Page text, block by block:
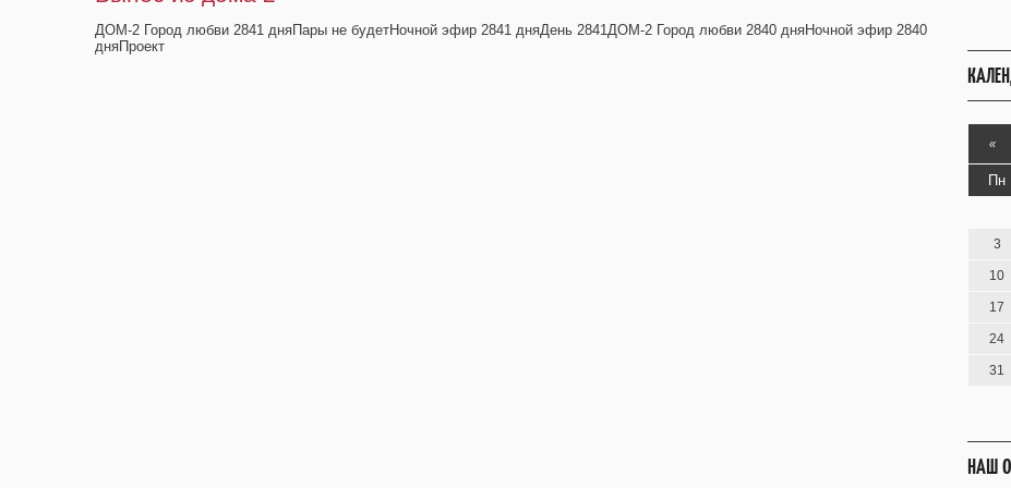
ДОМ-2 Город любви 2841 дняПары не будетНочной эфир 2841 дняДень 2841ДОМ-2 Город любви 2840 дняНочной эфир 2840
дняПроект
«
Пн
3
10
17
24
31
НАШ